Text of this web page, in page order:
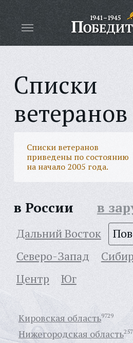
Списки
ветеранов
Списки ветеранов
приведены по состоянию
на начало 2005 года.
в России в
Дальний Восток
Северо-Запад
Центр
Юг
Кировская область9729
Нижегородская область